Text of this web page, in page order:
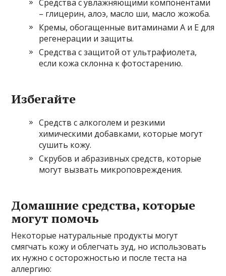
Средства с увлажняющими компонентами
– глицерин, алоэ, масло ши, масло жожоба.
Кремы, обогащенные витаминами A и E для
регенерации и защиты.
Средства с защитой от ультрафиолета,
если кожа склонна к фотостарению.
Избегайте
Средств с алкоголем и резкими
химическими добавками, которые могут
сушить кожу.
Скрубов и абразивных средств, которые
могут вызвать микроповреждения.
Домашние средства, которые
могут помочь
Некоторые натуральные продукты могут
смягчать кожу и облегчать зуд, но использовать
их нужно с осторожностью и после теста на
аллергию: